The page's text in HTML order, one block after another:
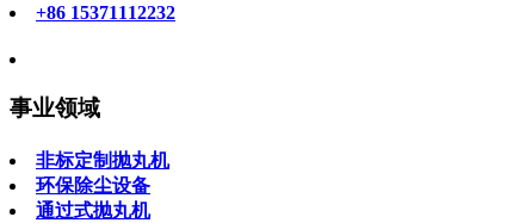
+86 15371112232
事业领域
非标定制抛丸机
环保除尘设备
通过式抛丸机